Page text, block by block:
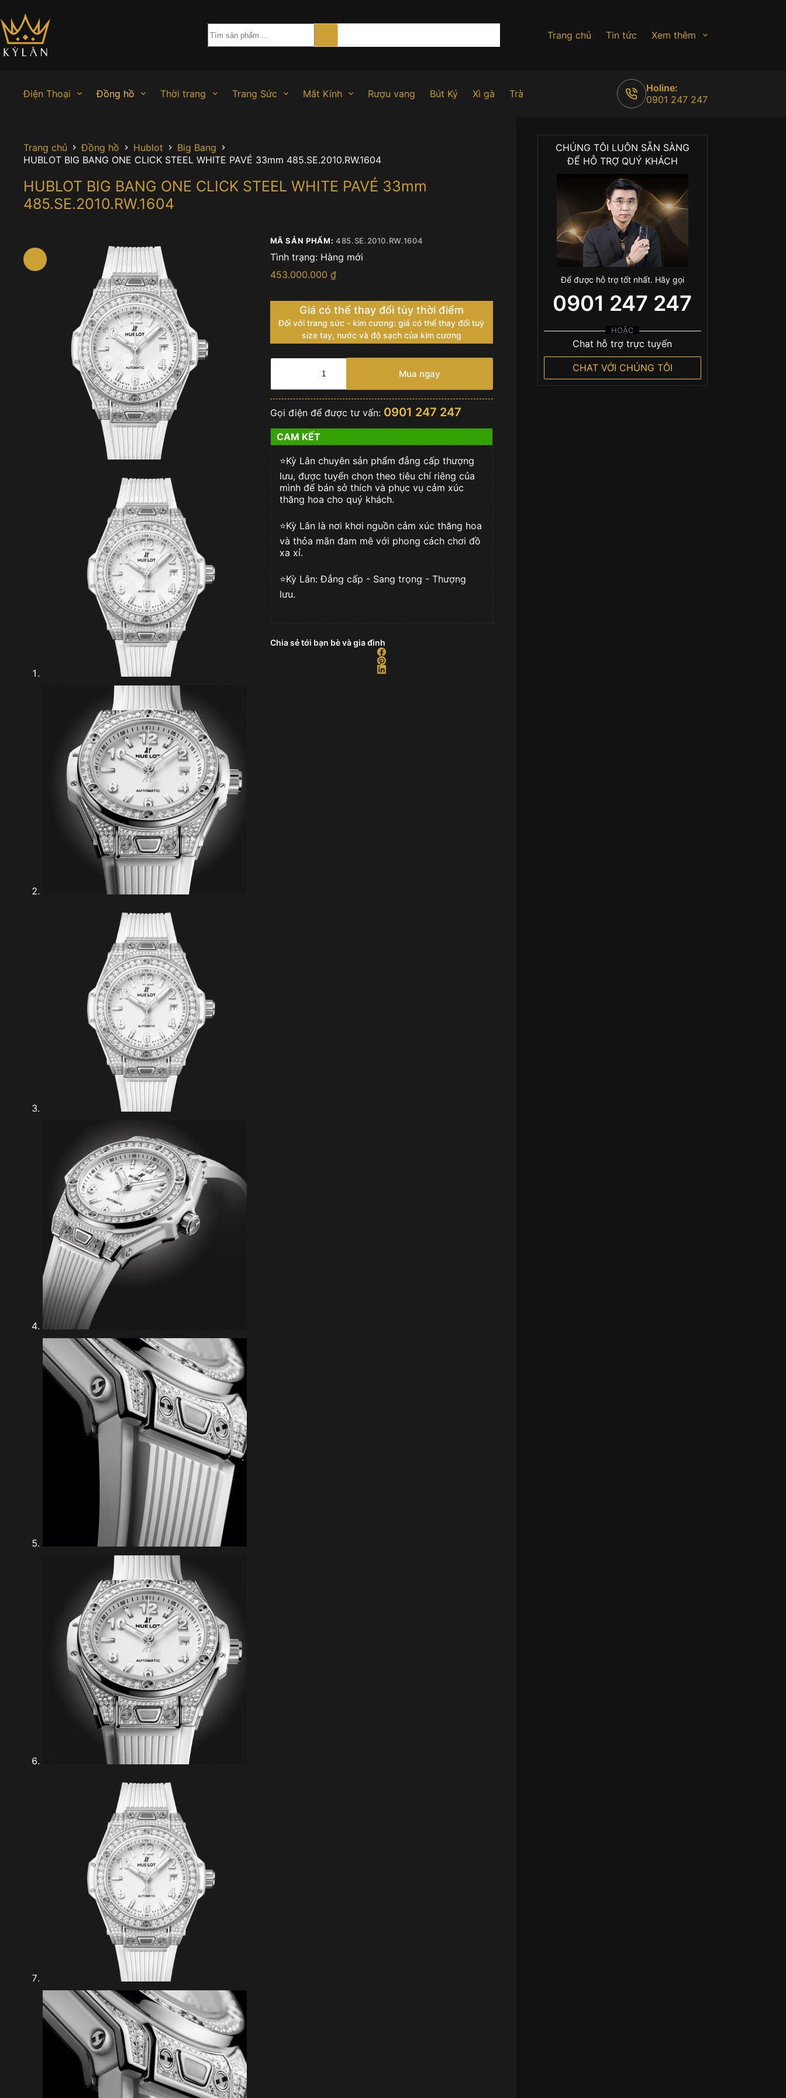
đến
phần
nội
dung
Trang chủ Tin tức Xem thêm
Điện Thoại Đồng hồ Thời trang Trang Sức Mắt Kính Rượu vang Bút Ký Xì gà Trà
Holine:
0901 247 247
Trang chủ Đồng hồ Hublot
Big Bang
HUBLOT BIG BANG ONE CLICK STEEL WHITE PAVÉ 33mm 485.SE.2010.RW.1604
HUBLOT BIG BANG ONE CLICK STEEL WHITE PAVÉ 33mm
485.SE.2010.RW.1604
MÃ SẢN PHẨM: 485.SE.2010.RW.1604
Tình trạng: Hàng mới
453.000.000 ₫
Giá có thể thay đổi tùy thời điểm
Đối với trang sức - kim cương: giá có thể thay đổi tuỳ
size tay, nước và độ sạch của kim cương
HUBLOT
ONE
CLICK
STEEL
WHITE
PAVÉ
485.SE.2010.RW.1604
lượng
Mua ngay
Gọi điện để được tư vấn: 0901 247 247
CAM KẾT
⭐️Kỳ Lân chuyên sản phẩm đẳng cấp thượng
lưu, được tuyển chọn theo tiêu chí riêng của
mình để bán sở thích và phục vụ cảm xúc
thăng hoa cho quý khách.
⭐️Kỳ Lân là nơi khơi nguồn cảm xúc thăng hoa
và thỏa mãn đam mê với phong cách chơi đồ
xa xỉ.
⭐️Kỳ Lân: Đẳng cấp - Sang trọng - Thượng
lưu.
Chia sẻ tới bạn bè và gia đình
CHÚNG TÔI LUÔN SẴN SÀNG
ĐỂ HỖ TRỢ QUÝ KHÁCH
Để được hỗ trợ tốt nhất. Hãy gọi
0901 247 247
HOẶC
Chat hỗ trợ trực tuyến
CHAT VỚI CHÚNG TÔI